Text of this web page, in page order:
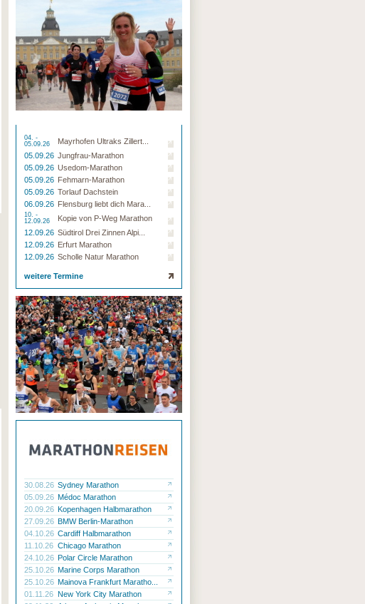
04. -
05.09.26
Mayrhofen Ultraks Zillert...
05.09.26 Jungfrau-Marathon
05.09.26 Usedom-Marathon
05.09.26 Fehmarn-Marathon
05.09.26 Torlauf Dachstein
06.09.26 Flensburg liebt dich Mara...
10. -
12.09.26
Kopie von P-Weg Marathon
12.09.26 Südtirol Drei Zinnen Alpi...
12.09.26 Erfurt Marathon
12.09.26 Scholle Natur Marathon
weitere Termine
30.08.26 Sydney Marathon
05.09.26 Médoc Marathon
20.09.26 Kopenhagen Halbmarathon
27.09.26 BMW Berlin-Marathon
04.10.26 Cardiff Halbmarathon
11.10.26 Chicago Marathon
24.10.26 Polar Circle Marathon
25.10.26 Marine Corps Marathon
25.10.26 Mainova Frankfurt Maratho...
01.11.26 New York City Marathon